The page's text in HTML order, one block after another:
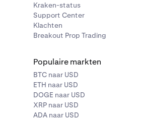
Kraken-status
Support Center
Klachten
Breakout Prop Trading
Populaire markten
BTC naar USD
ETH naar USD
DOGE naar USD
XRP naar USD
ADA naar USD